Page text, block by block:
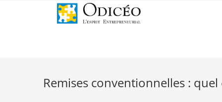
Remises conventionnelles :